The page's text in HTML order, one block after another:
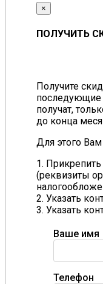
×
ПОЛУЧИТЬ
Получите
последующие
получат,
до конца
Для этого
1. Прикрепить
(реквизиты
2. Указать
3. Указать
Ваше имя
Телефон